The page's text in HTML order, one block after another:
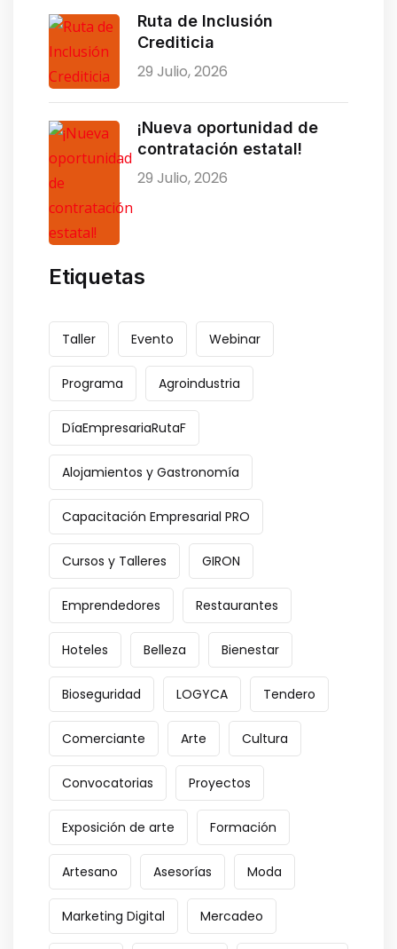
Ruta de Inclusión
Crediticia
29 Julio, 2026
¡Nueva oportunidad de
contratación estatal!
29 Julio, 2026
Etiquetas
Taller Evento Webinar
Programa Agroindustria
DíaEmpresariaRutaF
Alojamientos y Gastronomía
Capacitación Empresarial PRO
Cursos y Talleres GIRON
Emprendedores Restaurantes
Hoteles Belleza Bienestar
Bioseguridad LOGYCA Tendero
Comerciante Arte Cultura
Convocatorias Proyectos
Exposición de arte Formación
Artesano Asesorías Moda
Marketing Digital Mercadeo